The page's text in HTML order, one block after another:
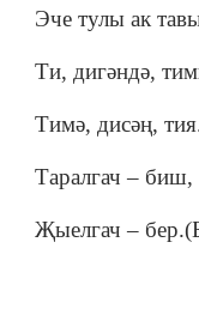
Эче тулы ак
Ти, дигәндә,
Тимә, дисәң,
Таралгач– биш,
Җыелгач–